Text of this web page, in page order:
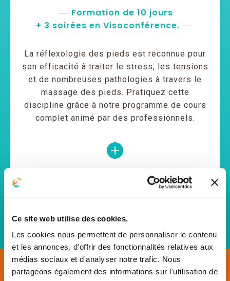
Ce site web utilise des cookies.
Les cookies nous permettent de personnaliser le contenu
et les annonces, d'offrir des fonctionnalités relatives aux
médias sociaux et d'analyser notre trafic. Nous
partageons également des informations sur l'utilisation de
Formation de 10 jours
+ 3 soirées en Visoconférence.
La réflexologie des pieds est reconnue pour
son efficacité à traiter le stress, les tensions
et de nombreuses pathologies à travers le
massage des pieds. Pratiquez cette
discipline grâce à notre programme de cours
complet animé par des professionnels.
Notre équipe